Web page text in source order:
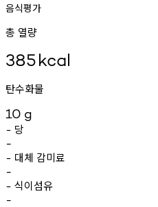
음식평가
총 열량
385kcal
탄수화물
10 g
- 당
-
- 대체 감미료
-
- 식이섬유
-